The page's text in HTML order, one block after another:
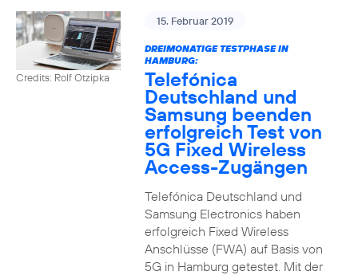
Credits: Rolf Otzipka
15. Februar 2019
DREIMONATIGE TESTPHASE IN
HAMBURG:
Telefónica
Deutschland und
Samsung beenden
erfolgreich Test von
5G Fixed Wireless
Access-Zugängen
Telefónica Deutschland und
Samsung Electronics haben
erfolgreich Fixed Wireless
Anschlüsse (FWA) auf Basis von
5G in Hamburg getestet. Mit der